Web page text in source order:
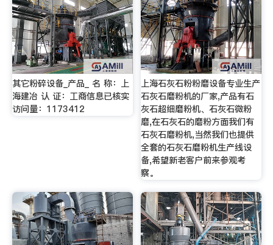
其它粉碎设备_产品_ 名 称：上
海建冶 认 证：工商信息已核实
访问量：1173412
上海石灰石粉粉磨设备专业生产
石灰石磨粉机的厂家,产品有石
灰石超细磨粉机、石灰石微粉
磨,在石灰石的磨粉方面我们有
石灰石磨粉机,当然我们也提供
全套的石灰石磨粉机生产线设
备,希望新老客户前来参观考
察。